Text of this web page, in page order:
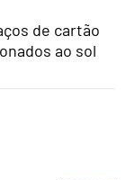
de cartão
ao sol